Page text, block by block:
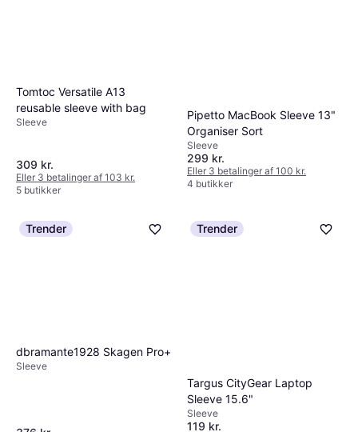
Tomtoc Versatile A13
reusable sleeve with bag
Sleeve
309 kr.
Eller 3 betalinger af 103 kr.
5 butikker
Pipetto MacBook Sleeve 13"
Organiser Sort
Sleeve
299 kr.
Eller 3 betalinger af 100 kr.
4 butikker
Trender
dbramante1928 Skagen Pro+
Sleeve
Trender
Targus CityGear Laptop
Sleeve 15.6"
Sleeve
119 kr.